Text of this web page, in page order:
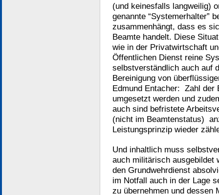
(und keinesfalls langweilig)
genannte “Systemerhalter”
zusammenhängt, dass es
Beamte handelt. Diese
wie in der Privatwirtschaft
Öffentlichen Dienst reine
selbstverständlich auch auf
Bereinigung von
Edmund Entacher: Zahl der
umgesetzt werden und
auch sind befristete
(nicht im Beamtenstatus)
Leistungsprinzip wieder
Und inhaltlich muss
auch militärisch ausgebildet
den Grundwehrdienst
im Notfall auch in der Lage
zu übernehmen und dessen